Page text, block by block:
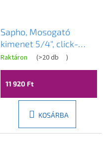
Sapho, Mosogató
kimenet 5/4", click-
clack, kerámia dugó,
vastagság 10-50 mm,
fehér, AR900
Raktáron (>20 db )
11 920 Ft
KOSÁRBA